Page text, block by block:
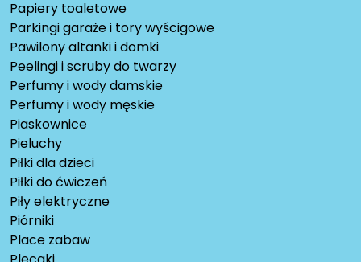
Papiery toaletowe
Parkingi garaże i tory wyścigowe
Pawilony altanki i domki
Peelingi i scruby do twarzy
Perfumy i wody damskie
Perfumy i wody męskie
Piaskownice
Pieluchy
Piłki dla dzieci
Piłki do ćwiczeń
Piły elektryczne
Piórniki
Place zabaw